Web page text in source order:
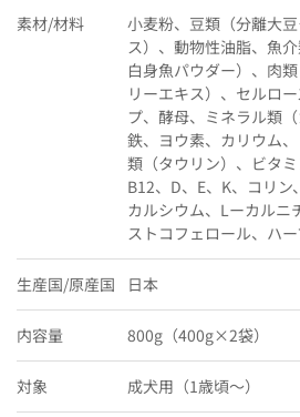
素材/材料
小麦粉、豆類（分離大
ス）、動物性油脂、魚
白身魚パウダー）、肉
リーエキス）、セルロ
プ、酵母、ミネラル類
鉄、ヨウ素、カリウム
類（タウリン）、ビタミ
B12、D、E、K、コリ
カルシウム、Lーカルニ
ストコフェロール、ハー
生産国/原産国 日本
内容量 800g（400g×2袋）
対象 成犬用（1歳頃〜）